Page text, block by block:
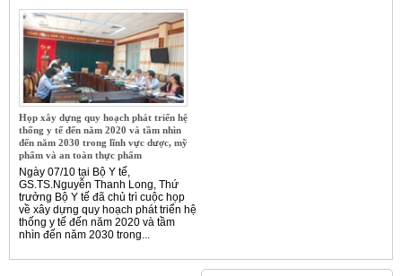
Họp xây dựng quy hoạch phát triển hệ
thống y tế đến năm 2020 và tầm nhìn
đến năm 2030 trong lĩnh vực dược, mỹ
phẩm và an toàn thực phẩm
Ngày 07/10 tại Bộ Y tế,
GS.TS.Nguyễn Thanh Long, Thứ
trưởng Bộ Y tế đã chủ trì cuộc họp
về xây dựng quy hoạch phát triển hệ
thống y tế đến năm 2020 và tầm
nhìn đến năm 2030 trong...